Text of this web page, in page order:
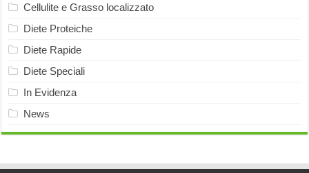
Cellulite e Grasso localizzato
Diete Proteiche
Diete Rapide
Diete Speciali
In Evidenza
News